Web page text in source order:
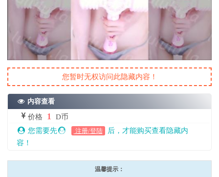
您暂时无权访问此隐藏内容！
内容查看
价格 1
D币
您需要先
注册/登陆
后，才能购买查看隐藏内
容！
温馨提示：